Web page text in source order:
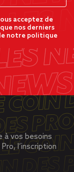
acceptez de
nos derniers
notre politique
à vos besoins
l’inscription